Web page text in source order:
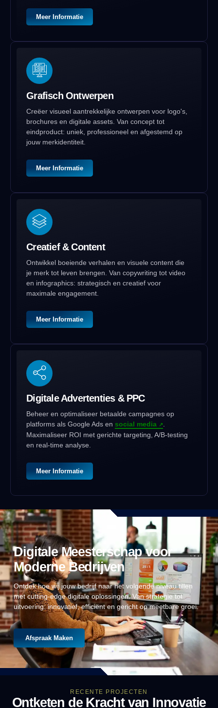
Meer Informatie
Grafisch Ontwerpen
Creëer visueel aantrekkelijke ontwerpen voor logo's,
brochures en digitale assets. Van concept tot
eindproduct: uniek, professioneel en afgestemd op
jouw merkidentiteit.
Meer Informatie
Creatief & Content
Ontwikkel boeiende verhalen en visuele content die
je merk tot leven brengen. Van copywriting tot video
en infographics: strategisch en creatief voor
maximale engagement.
Meer Informatie
Digitale Advertenties & PPC
Beheer en optimaliseer betaalde campagnes op
platforms als Google Ads ensocial media
Maximaliseer ROI met gerichte targeting, A/B-testing
en real-time analyse.
Meer Informatie
Digitale Meesterschap voor
Moderne Bedrijven
Ontdek hoe wij jouw bedrijf naar het volgende niveau tillen
met cutting-edge digitale oplossingen. Van strategie tot
uitvoering: innovatief, efficiënt en gericht op meetbare groei.
Afspraak Maken
RECENTE PROJECTEN
Ontketen de Kracht van Innovatie